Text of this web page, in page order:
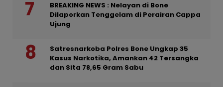
BREAKING NEWS : Nelayan di Bone
Dilaporkan Tenggelam di Perairan Cappa
Ujung
Satresnarkoba Polres Bone Ungkap 35
Kasus Narkotika, Amankan 42 Tersangka
dan Sita 78,65 Gram Sabu